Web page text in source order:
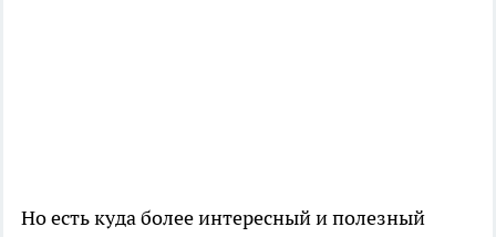
Но есть куда более интересный и полезный